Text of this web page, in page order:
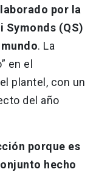
por la
Symonds (QS)
. La
en el
plantel, con un
del año
porque es
hecho